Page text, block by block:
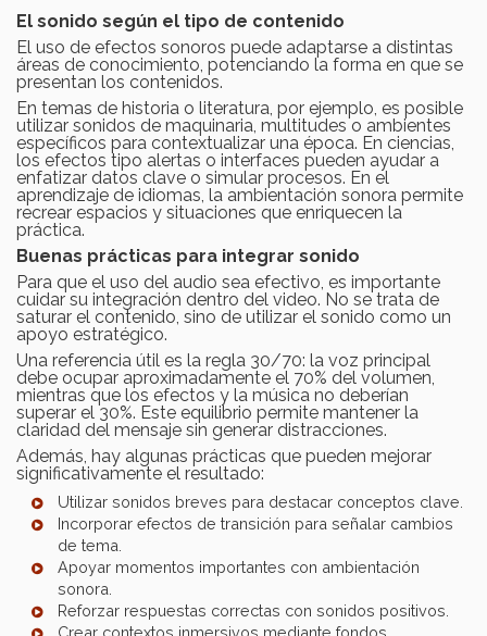
El sonido según el tipo de contenido
El uso de efectos sonoros puede adaptarse a distintas
áreas de conocimiento, potenciando la forma en que se
presentan los contenidos.
En temas de historia o literatura, por ejemplo, es posible
utilizar sonidos de maquinaria, multitudes o ambientes
específicos para contextualizar una época. En ciencias,
los efectos tipo alertas o interfaces pueden ayudar a
enfatizar datos clave o simular procesos. En el
aprendizaje de idiomas, la ambientación sonora permite
recrear espacios y situaciones que enriquecen la
práctica.
Buenas prácticas para integrar sonido
Para que el uso del audio sea efectivo, es importante
cuidar su integración dentro del video. No se trata de
saturar el contenido, sino de utilizar el sonido como un
apoyo estratégico.
Una referencia útil es la regla 30/70: la voz principal
debe ocupar aproximadamente el 70% del volumen,
mientras que los efectos y la música no deberían
superar el 30%. Este equilibrio permite mantener la
claridad del mensaje sin generar distracciones.
Además, hay algunas prácticas que pueden mejorar
significativamente el resultado:
Utilizar sonidos breves para destacar conceptos clave.
Incorporar efectos de transición para señalar cambios
de tema.
Apoyar momentos importantes con ambientación
sonora.
Reforzar respuestas correctas con sonidos positivos.